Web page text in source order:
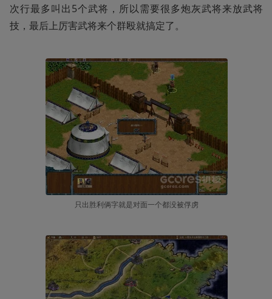
次行最多叫出5个武将，所以需要很多炮灰武将来放武将
技，最后上厉害武将来个群殴就搞定了。
只出胜利俩字就是对面一个都没被俘虏